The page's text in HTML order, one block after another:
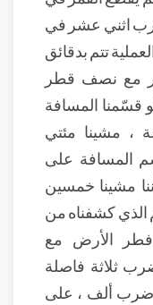
اثني عشر في
تتم بدقائق
مع نصف قطر
قسّمنا المسافة
، مشينا مئتي
المسافة على
مشينا خمسين
الذي كشفناه من
الأرض مع
ثلاثة فاصلة
ألف ، على